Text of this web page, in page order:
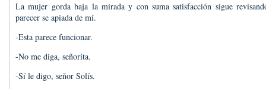
La mujer gorda baja la mirada y con suma satisfacción sigue
parecer se apiada de mí.
-Esta parece funcionar.
-No me diga, señorita.
-Sí le digo, señor Solís.